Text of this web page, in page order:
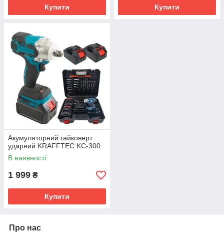
Купити Купити
Акумуляторний гайковерт
ударний KRAFFTEC KC-300
В наявності
1 999 ₴
Купити
Про нас